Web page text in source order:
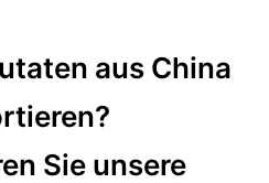
aus China
Sie unsere